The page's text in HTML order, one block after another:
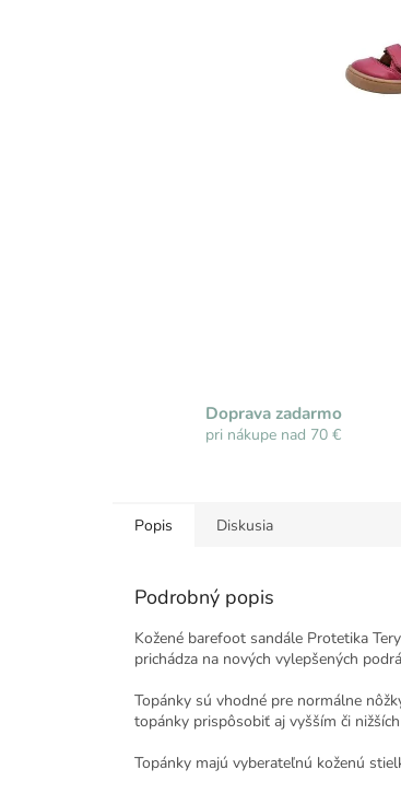
Doprava zadarmo
pri nákupe nad 70 €
Popis Diskusia
Podrobný popis
Kožené barefoot sandále Protetika
prichádza na nových vylepšených
Topánky sú vhodné pre normálne
topánky prispôsobiť aj vyšším či
Topánky majú vyberateľnú koženú